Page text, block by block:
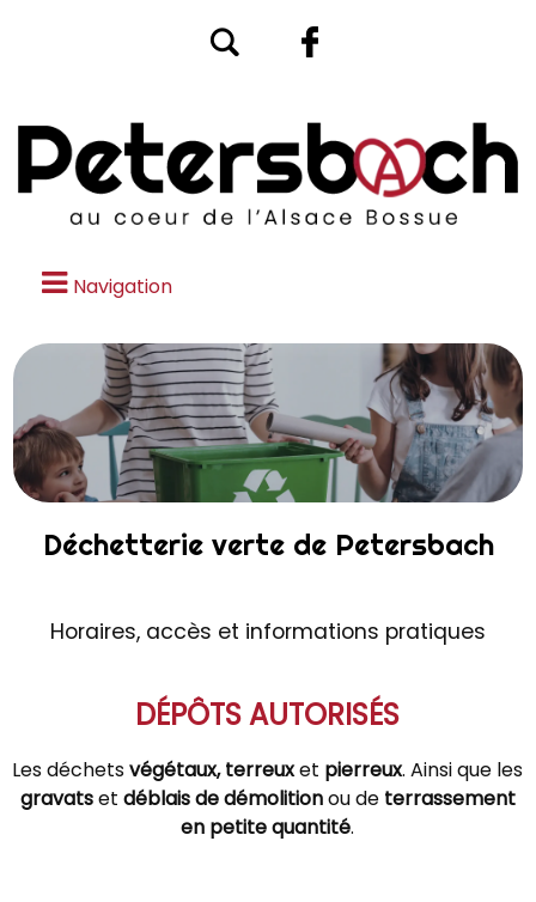
Navigation
Déchetterie verte de Petersbach
Horaires, accès et informations pratiques
DÉPÔTS AUTORISÉS
Les déchetsvégétaux, terreuxet pierreux. Ainsi que les
gravatset déblais de démolitionou de terrassement
en petite quantité.